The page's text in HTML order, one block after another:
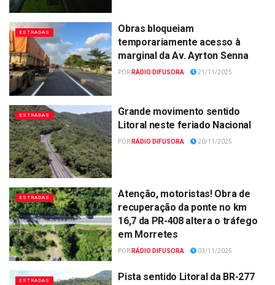
ESTRADAS
Obras bloqueiam
temporariamente acesso à
marginal da Av. Ayrton Senna
POR RÁDIO DIFUSORA 21/11/2025
ESTRADAS
Grande movimento sentido
Litoral neste feriado Nacional
POR RÁDIO DIFUSORA 20/11/2025
ESTRADAS
Atenção, motoristas! Obra de
recuperação da ponte no km
16,7 da PR-408 altera o tráfego
em Morretes
POR RÁDIO DIFUSORA 03/11/2025
ESTRADAS
Pista sentido Litoral da BR-277